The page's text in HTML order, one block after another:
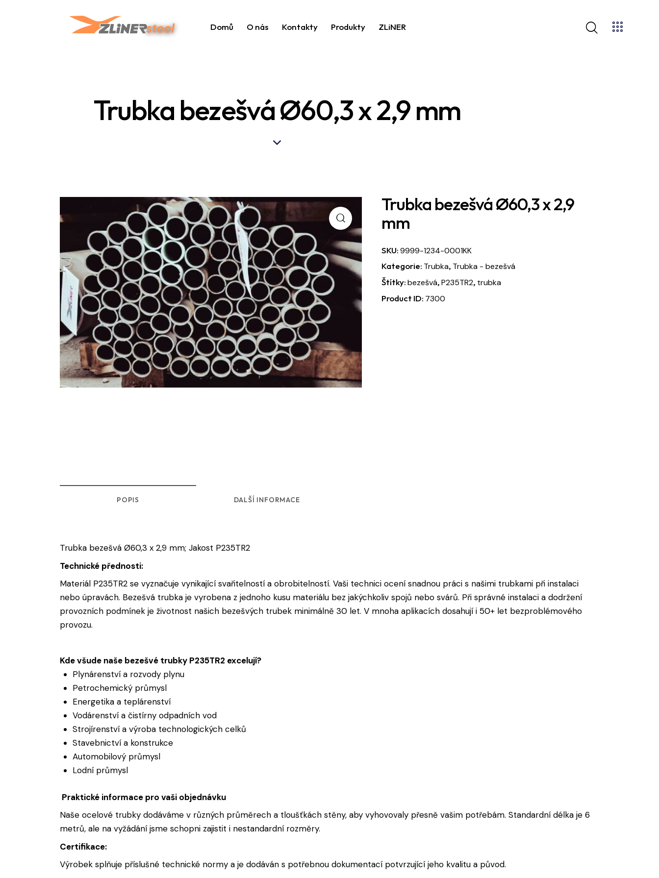
Domů O nás Kontakty Produkty ZLiNER
Trubka bezešvá Ø60,3 x 2,9 mm
Trubka bezešvá Ø60,3 x 2,9
mm
SKU:9999-1234-0001KK
Kategorie: Trubka, Trubka - bezešvá
Štítky:bezešvá,P235TR2, trubka
Product ID: 7300
POPIS DALŠÍ INFORMACE
Trubka bezešvá Ø60,3 x 2,9 mm; Jakost P235TR2
Technické přednosti:
Materiál P235TR2 se vyznačuje vynikající svařitelností a obrobitelností. Vaši technici ocení snadnou práci s našimi trubkami při instalaci
nebo úpravách. Bezešvá trubka je vyrobena z jednoho kusu materiálu bez jakýchkoliv spojů nebo svárů. Při správné instalaci a dodržení
provozních podmínek je životnost našich bezešvých trubek minimálně 30 let. V mnoha aplikacích dosahují i 50+ let bezproblémového
provozu.
Kde všude naše bezešvé trubky P235TR2 excelují?
Plynárenství a rozvody plynu
Petrochemický průmysl
Energetika a teplárenství
Vodárenství a čistírny odpadních vod
Strojírenství a výroba technologických celků
Stavebnictví a konstrukce
Automobilový průmysl
Lodní průmysl
Praktické informace pro vaši objednávku
Naše ocelové trubky dodáváme v různých průměrech a tloušťkách stěny, aby vyhovovaly přesně vašim potřebám. Standardní délka je 6
metrů, ale na vyžádání jsme schopni zajistit i nestandardní rozměry.
Certifikace:
Výrobek splňuje příslušné technické normy a je dodáván s potřebnou dokumentací potvrzující jeho kvalitu a původ.